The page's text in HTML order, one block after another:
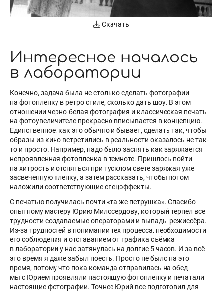
Скачать
Интересное началось
в лаборатории
Конечно, задача была не столько сделать фотографии
на фотопленку в ретро стиле, сколько дать шоу. В этом
отношении черно-белая фотография и классическая печать
на фотоувеличителе прекрасно вписывается в концепцию.
Единственное, как это обычно и бывает, сделать так, чтобы
образы из кино встретились в реальности оказалось не так-
то и просто. Например, надо было заснять как заряжается
непроявленная фотопленка в темноте. Пришлось пойти
на хитрость и отсняться при тусклом свете заряжая уже
засвеченную пленку, а затем рассказать, чтобы потом
наложили соответствующие спецэффекты.
С печатью получилась почти «та же петрушка». Спасибо
опытному мастеру Юрию Милосердову, который терпел все
трудности создаваемые операторами и выпады режиссёра.
Из-за трудностей в понимании тех процесса, необходимости
его соблюдения и отставанием от графика съёмка
в лаборатории у нас затянулась на долгие 5 часов. И за всё
это время я даже забыл поесть. Просто не было на это
время, потому что пока команда отправилась на обед
мы с Юрием проявляли настоящую фотопленку и печатали
настоящие фотографии. Точнее Юрий все подготовил для